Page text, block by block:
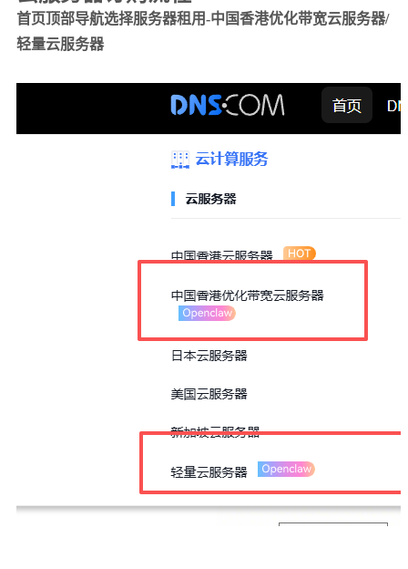
首页顶部导航选择服务器租用-中国香港优化带宽云服务器/
轻量云服务器